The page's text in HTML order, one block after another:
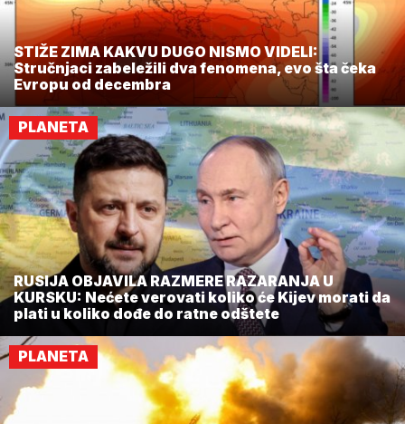
STIŽE ZIMA KAKVU DUGO NISMO VIDELI:
Stručnjaci zabeležili dva fenomena, evo šta čeka
Evropu od decembra
PLANETA
RUSIJA OBJAVILA RAZMERE RAZARANJA U
KURSKU: Nećete verovati koliko će Kijev morati da
plati u koliko dođe do ratne odštete
PLANETA